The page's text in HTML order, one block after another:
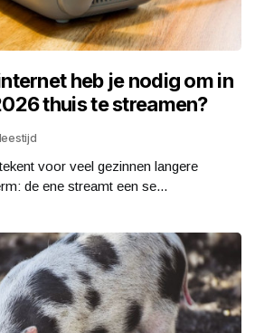
heb je nodig om in
thuis te streamen?
voor veel gezinnen langere
de ene streamt een se...